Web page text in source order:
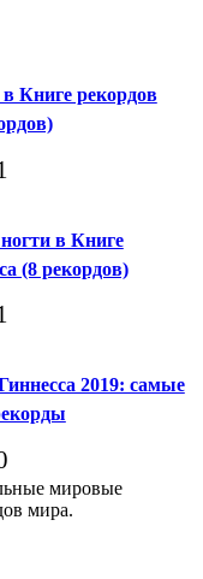
Книге рекордов
в Книге
(8 рекордов)
2019: самые
мировые
мира.